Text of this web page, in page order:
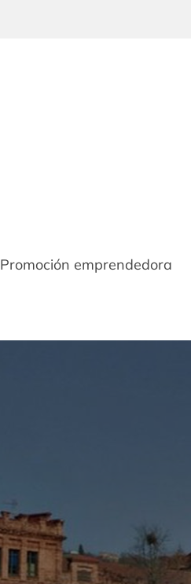
Promoción emprendedora